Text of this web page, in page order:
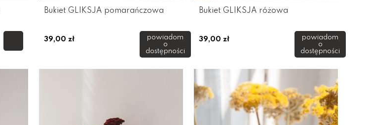
Bukiet GLIKSJA pomarańczowa
39,00 zł
powiadom
o
dostępności
Bukiet GLIKSJA różowa
39,00 zł
powiadom
o
dostępności